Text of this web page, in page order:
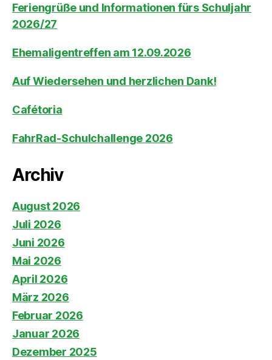
Feriengrüße und Informationen fürs Schuljahr
2026/27
Ehemaligentreffen am 12.09.2026
Auf Wiedersehen und herzlichen Dank!
Cafétoria
FahrRad-Schulchallenge 2026
Archiv
August 2026
Juli 2026
Juni 2026
Mai 2026
April 2026
März 2026
Februar 2026
Januar 2026
Dezember 2025